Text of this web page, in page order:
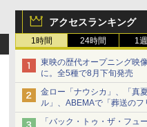
アクセスランキング
1時間 24時間 1
東映の歴代オープニング映
に。全5種で8月下旬発売
金ロー「ナウシカ」、「真
ル」、ABEMAで「葬送の
など。夏の特番・配信情報
「バック・トゥ・ザ・フュ